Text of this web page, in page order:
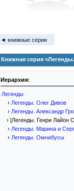
◄ книжные серии
Книжная серия
Иерархия:
Легенды
› Легенды. Олег Дивов
› Легенды. Александр
› [Легенды. Генри Лайон
› Легенды. Марина и
› Легенды. Омнибусы